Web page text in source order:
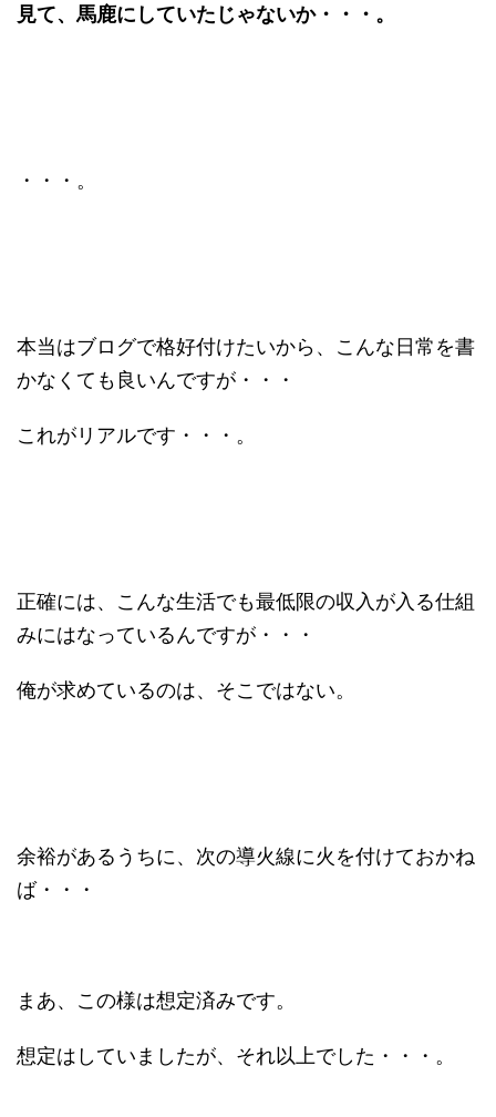
見て、馬鹿にしていたじゃないか・・・。
・・・。
本当はブログで格好付けたいから、こんな日常を書
かなくても良いんですが・・・
これがリアルです・・・。
正確には、こんな生活でも最低限の収入が入る仕組
みにはなっているんですが・・・
俺が求めているのは、そこではない。
余裕があるうちに、次の導火線に火を付けておかね
ば・・・
まあ、この様は想定済みです。
想定はしていましたが、それ以上でした・・・。